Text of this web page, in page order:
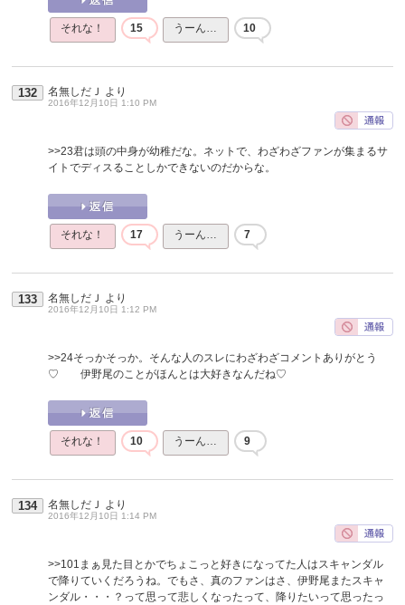
それな！ 15 うーん… 10
132 名無しだＪ より
2016年12月10日 1:10 PM
>>23君は頭の中身が幼稚だな。ネットで、わざわざファンが集まるサ
イトでディスることしかできないのだからな。
それな！ 17 うーん… 7
133 名無しだＪ より
2016年12月10日 1:12 PM
>>24そっかそっか。そんな人のスレにわざわざコメントありがとう
♡ 伊野尾のことがほんとは大好きなんだね♡
それな！ 10 うーん… 9
134 名無しだＪ より
2016年12月10日 1:14 PM
>>101 まぁ見た目とかでちょこっと好きになってた人はスキャンダル
で降りていくだろうね。でもさ、真のファンはさ、伊野尾またスキャ
ンダル・・・？って思って悲しくなったって、降りたいって思ったっ